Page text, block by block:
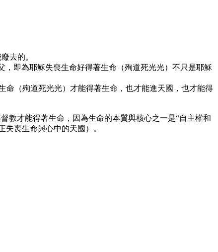
去的。
，即為耶穌失喪生命好得著生命（殉道死光光）不只是耶穌
命（殉道死光光）才能得著生命，也才能進天國，也才能得
教才能得著生命，因為生命的本質與核心之一是“自主權和
失喪生命與心中的天國）。